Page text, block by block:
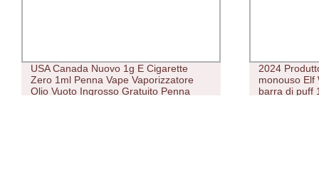
USA Canada Nuovo 1g E Cigarette
Zero 1ml Penna Vape Vaporizzatore
Olio Vuoto Ingrosso Gratuito Penna
2024
monouso Elf
barra di puff